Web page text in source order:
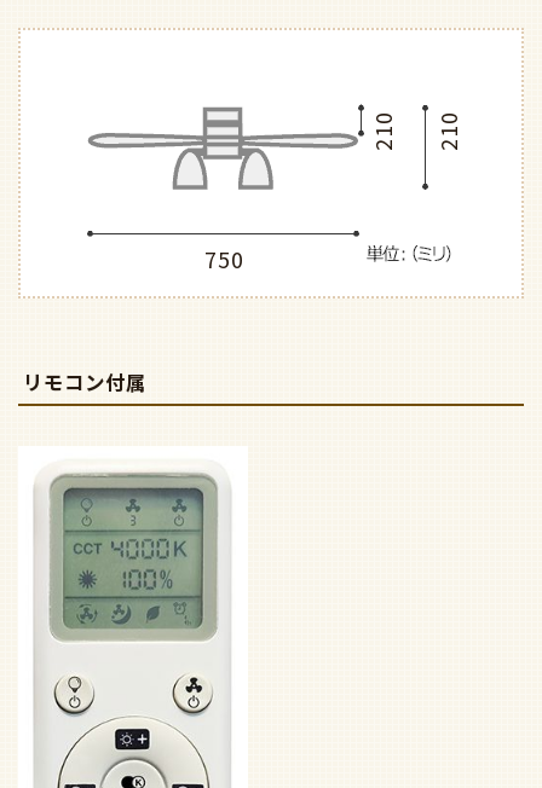
750
210
210
リモコン付属